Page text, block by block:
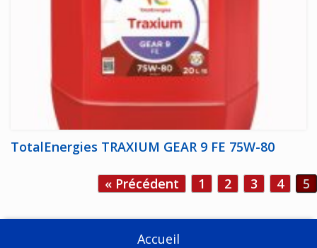
TotalEnergies TRAXIUM GEAR 9 FE 75W-80
« Précédent 1 2 3 4 5
Accueil